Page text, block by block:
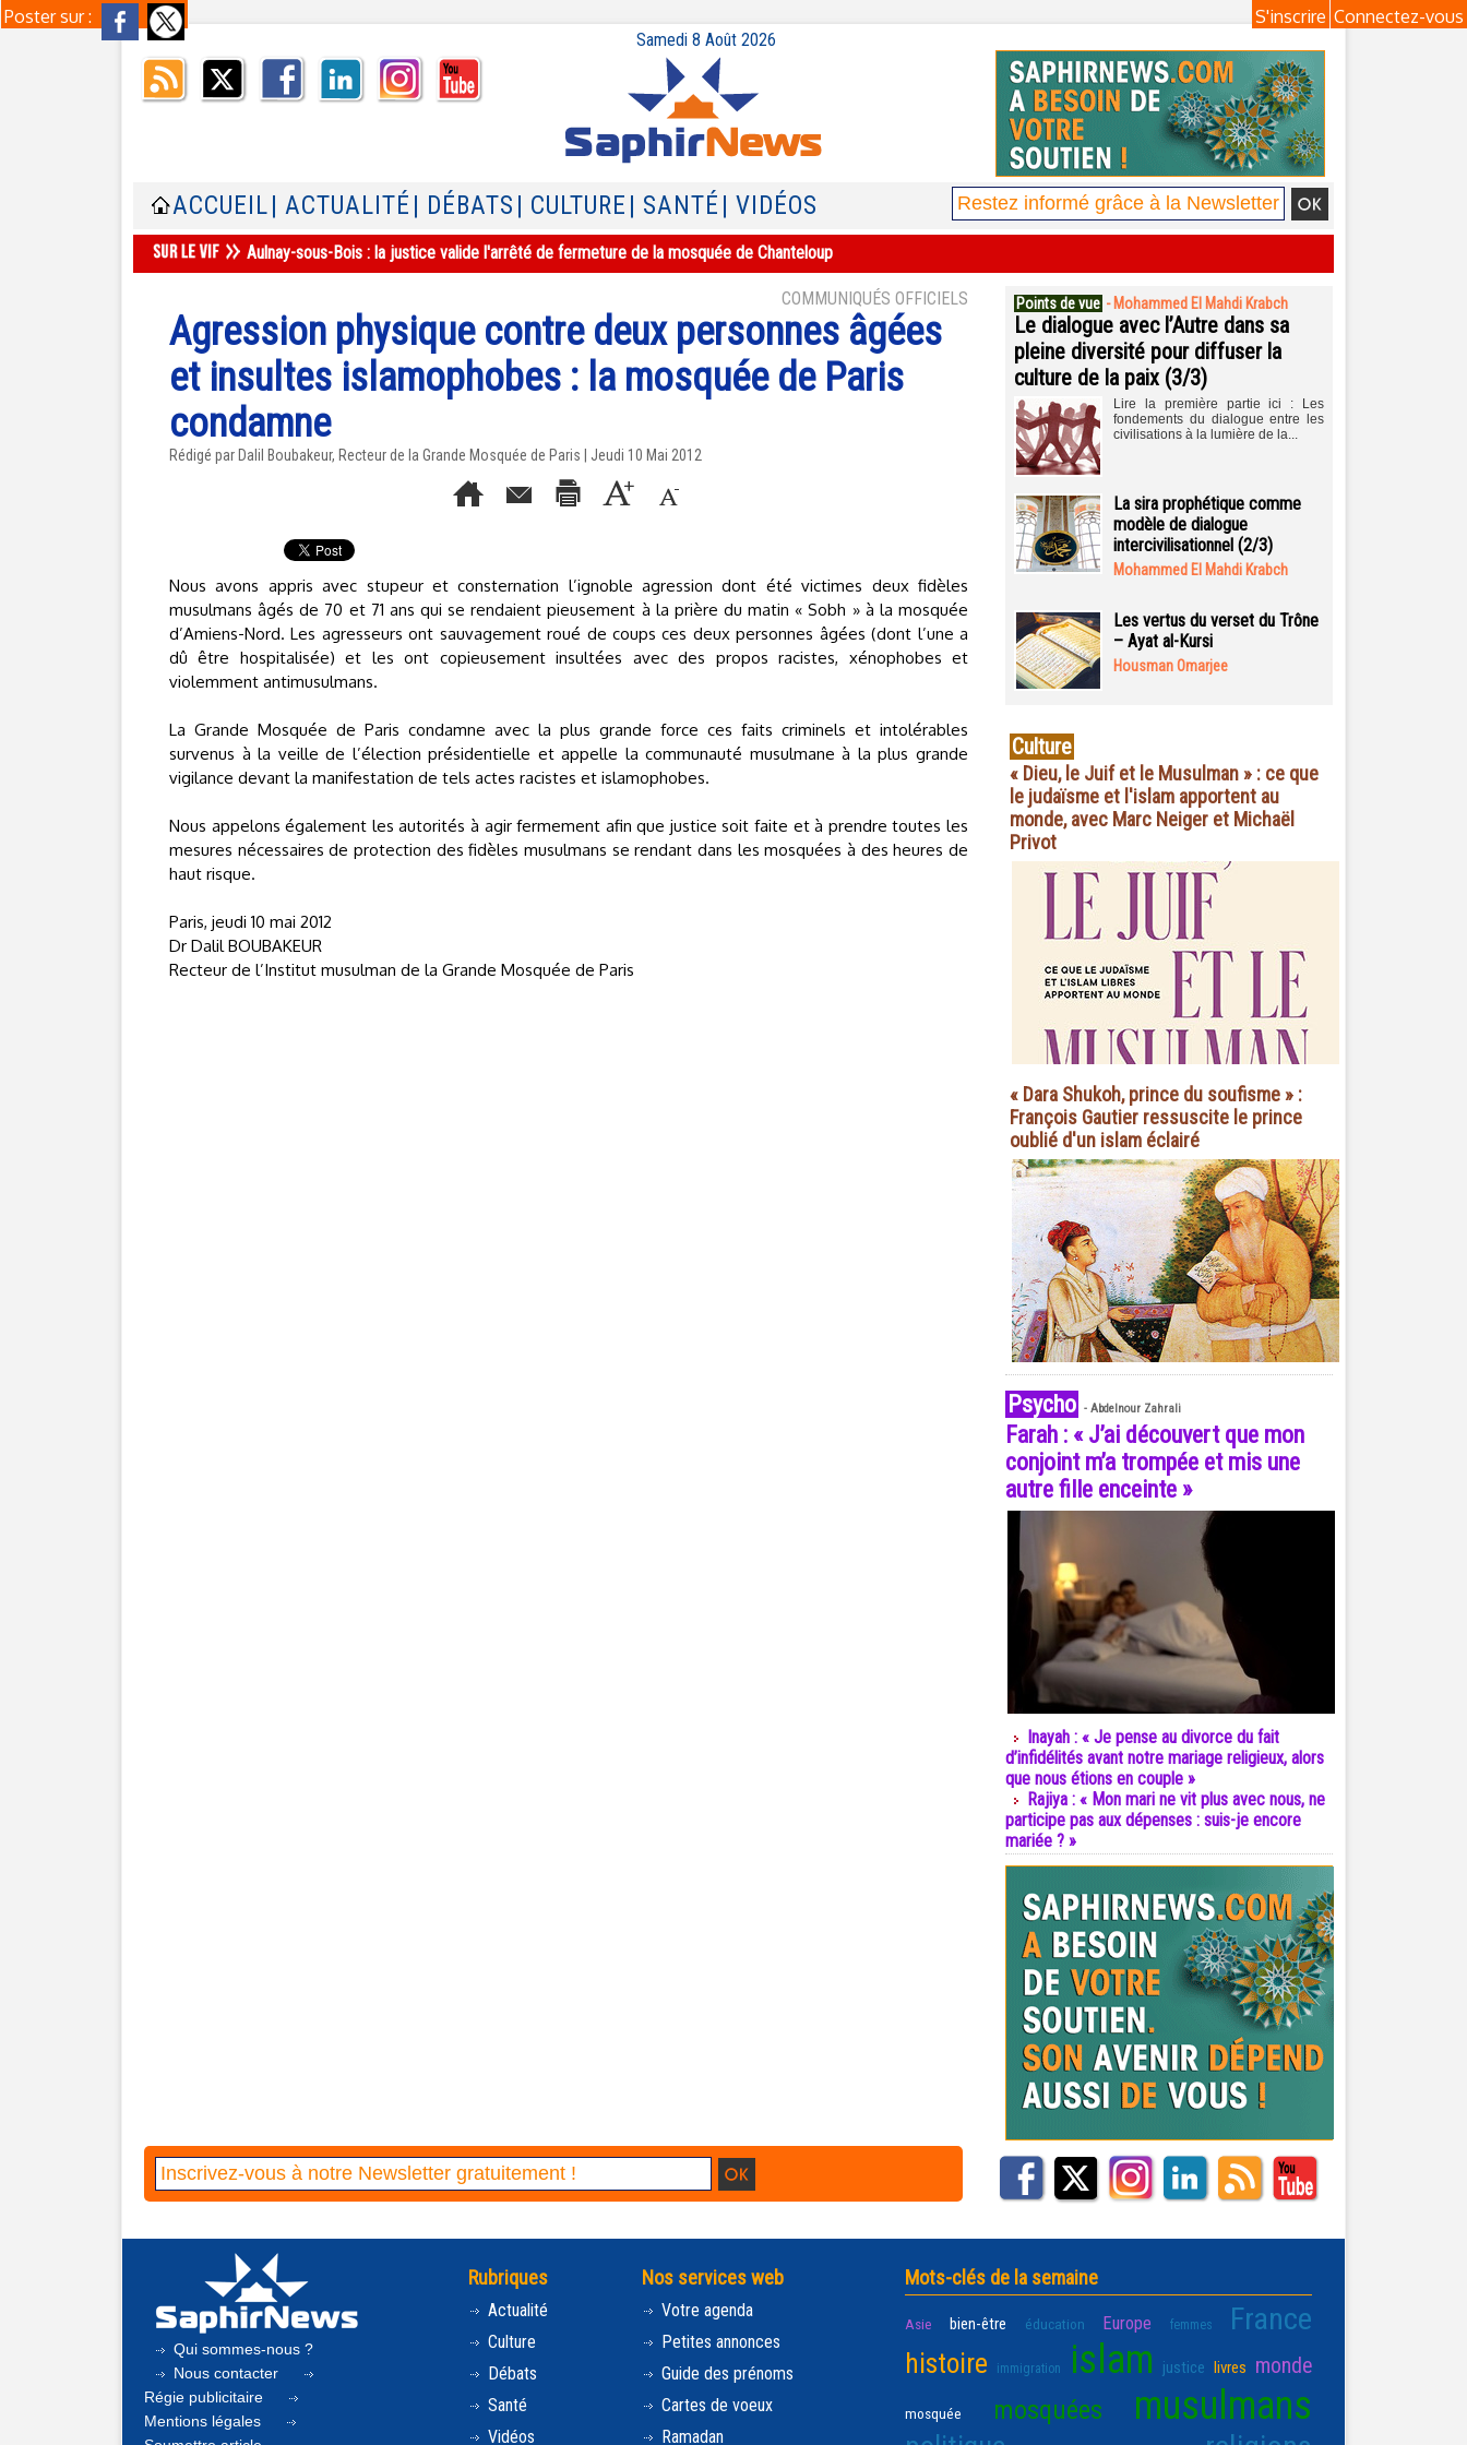
Poster sur : Connectez-vous
S'inscrire
Samedi 8 Août 2026
ACCUEIL | ACTUALITÉ | DÉBATS | CULTURE | SANTÉ | VIDÉOS
Aulnay-sous-Bois : la justice valide l'arrêté de fermeture de la mosquée de Chanteloup
COMMUNIQUÉS OFFICIELS
Agression physique contre deux personnes âgées
et insultes islamophobes : la mosquée de Paris
condamne
Rédigé par Dalil Boubakeur, Recteur de la Grande Mosquée de Paris | Jeudi 10 Mai 2012
Nous avons appris avec stupeur et consternation l’ignoble agression dont été victimes deux fidèles
musulmans âgés de 70 et 71 ans qui se rendaient pieusement à la prière du matin « Sobh » à la mosquée
d’Amiens-Nord. Les agresseurs ont sauvagement roué de coups ces deux personnes âgées (dont l’une a
dû être hospitalisée) et les ont copieusement insultées avec des propos racistes, xénophobes et
violemment antimusulmans.
La Grande Mosquée de Paris condamne avec la plus grande force ces faits criminels et intolérables
survenus à la veille de l’élection présidentielle et appelle la communauté musulmane à la plus grande
vigilance devant la manifestation de tels actes racistes et islamophobes.
Nous appelons également les autorités à agir fermement afin que justice soit faite et à prendre toutes les
mesures nécessaires de protection des fidèles musulmans se rendant dans les mosquées à des heures de
haut risque.
Paris, jeudi 10 mai 2012
Dr Dalil BOUBAKEUR
Recteur de l’Institut musulman de la Grande Mosquée de Paris
Points de vue - Mohammed El Mahdi Krabch
Le dialogue avec l’Autre dans sa
pleine diversité pour diffuser la
culture de la paix (3/3)
Lire la première partie ici : Les
fondements du dialogue entre les
civilisations à la lumière de la...
La sira prophétique comme
modèle de dialogue
intercivilisationnel (2/3)
Mohammed El Mahdi Krabch
Les vertus du verset du Trône
– Ayat al-Kursi
Housman Omarjee
Culture
« Dieu, le Juif et le Musulman » : ce que
le judaïsme et l'islam apportent au
monde, avec Marc Neiger et Michaël
Privot
« Dara Shukoh, prince du soufisme » :
François Gautier ressuscite le prince
oublié d'un islam éclairé
Psycho - Abdelnour Zahrali
Farah : « J’ai découvert que mon
conjoint m’a trompée et mis une
autre fille enceinte »
Inayah : « Je pense au divorce du fait
d’infidélités avant notre mariage religieux, alors
que nous étions en couple »
Rajiya : « Mon mari ne vit plus avec nous, ne
participe pas aux dépenses : suis-je encore
mariée ? »
Qui sommes-nous ?
Nous contacter
Régie publicitaire
Mentions légales
Rubriques
Actualité
Culture
Débats
Santé
Vidéos
Nos services web
Votre agenda
Petites annonces
Guide des prénoms
Cartes de voeux
Ramadan
Mots-clés de la semaine
Asie bien-être éducation Europe femmes France
histoire immigration islam justice livres monde
mosquée mosquées musulmans